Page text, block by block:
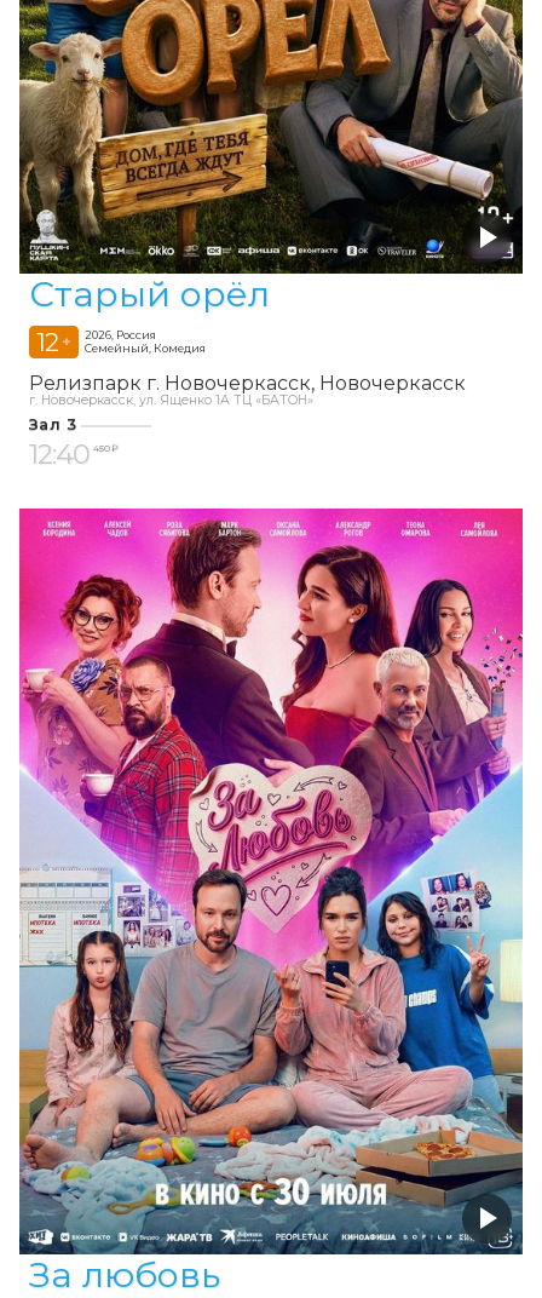
Старый орёл
12 +
2026, Россия
Семейный, Комедия
Релизпарк г. Новочеркасск Новочеркасск
г. Новочеркасск, ул. Ященко 1А ТЦ «БАТОН»
Зал 3
12:40 450 ₽
За любовь